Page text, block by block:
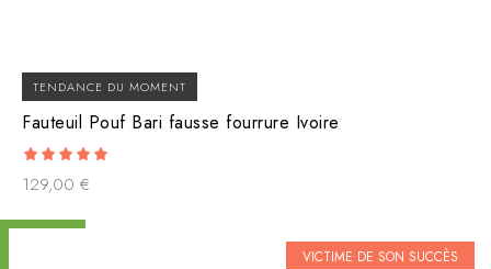
TENDANCE DU MOMENT
Fauteuil Pouf Bari fausse fourrure Ivoire
5.00
129,00 €
VICTIME DE SON SUCCÈS